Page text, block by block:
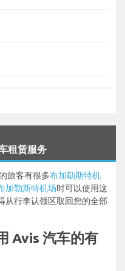
租赁服务
旅客有很多布加勒斯特机
加勒斯特机场时可以使用这
从行李认领区取回您的全部
Avis 汽车的有